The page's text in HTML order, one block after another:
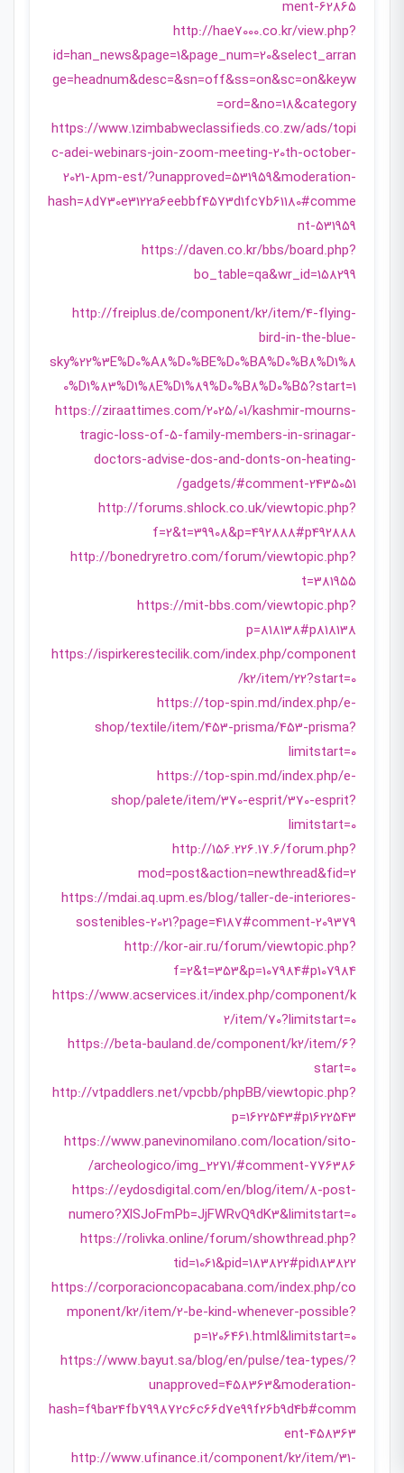
ment-62865
http://hae7000.co.kr/view.php?
id=han_news&page=1&page_num=20&select_arran
ge=headnum&desc=&sn=off&ss=on&sc=on&keyw
ord=&no=18&category=
https://www.1zimbabweclassifieds.co.zw/ads/topi
c-adei-webinars-join-zoom-meeting-20th-october-
2021-8pm-est/?unapproved=531959&moderation-
hash=8d730e3122a6eebbf4573d1fc7b61180#comme
nt-531959
https://daven.co.kr/bbs/board.php?
bo_table=qa&wr_id=158299
http://freiplus.de/component/k2/item/4-flying-
bird-in-the-blue-
sky%22%3E%D0%A8%D0%BE%D0%BA%D0%B8%D1%8
0%D1%83%D1%8E%D1%89%D0%B8%D0%B5?start=1
https://ziraattimes.com/2025/01/kashmir-mourns-
tragic-loss-of-5-family-members-in-srinagar-
doctors-advise-dos-and-donts-on-heating-
gadgets/#comment-2435051/
http://forums.shlock.co.uk/viewtopic.php?
f=2&t=39908&p=492888#p492888
http://bonedryretro.com/forum/viewtopic.php?
t=381955
https://mit-bbs.com/viewtopic.php?
p=818138#p818138
https://ispirkerestecilik.com/index.php/component
/k2/item/22?start=0
https://top-spin.md/index.php/e-
shop/textile/item/453-prisma/453-prisma?
limitstart=0
https://top-spin.md/index.php/e-
shop/palete/item/370-esprit/370-esprit?
limitstart=0
http://156.226.17.6/forum.php?
mod=post&action=newthread&fid=2
https://mdai.aq.upm.es/blog/taller-de-interiores-
sostenibles-2021?page=4187#comment-209379
http://kor-air.ru/forum/viewtopic.php?
f=2&t=353&p=107984#p107984
https://www.acservices.it/index.php/component/k
2/item/70?limitstart=0
https://beta-bauland.de/component/k2/item/6?
start=0
http://vtpaddlers.net/vpcbb/phpBB/viewtopic.php?
p=1622543#p1622543
https://www.panevinomilano.com/location/sito-
archeologico/img_2271/#comment-776386/
https://eydosdigital.com/en/blog/item/8-post-
numero?XlSJoFmPb=JjFWRvQ9dK3&limitstart=0
https://rolivka.online/forum/showthread.php?
tid=1061&pid=183822#pid183822
https://corporacioncopacabana.com/index.php/co
mponent/k2/item/2-be-kind-whenever-possible?
p=1206461.html&limitstart=0
https://www.bayut.sa/blog/en/pulse/tea-types/?
unapproved=458363&moderation-
hash=f9ba24fb799872c6c66d7e99f26b9d4b#comm
ent-458363
http://www.ufinance.it/component/k2/item/31-